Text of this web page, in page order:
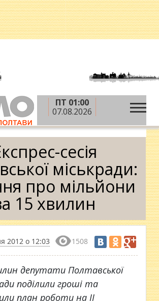
ПТ 01:00
07.08.2026
Новини » Влада »Експрес-сесія
рішення про мільйони за 15
сесія
міськради:
про мільйони
15 хвилин
2012 о 12:03 1508
депутати Полтавської
поділили гроші та
план роботи на ІІ